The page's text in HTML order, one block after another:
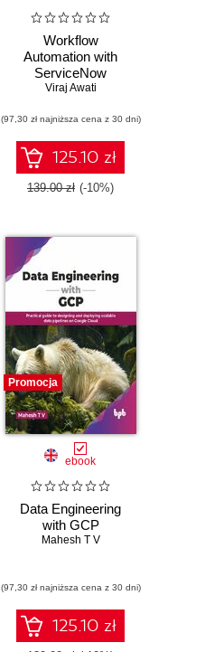
Workflow
Automation with
ServiceNow
Viraj Awati
(97,30 zł najniższa cena z 30 dni)
125.10 zł
139.00 zł (-10%)
Promocja
ebook
Data Engineering
with GCP
Mahesh T V
(97,30 zł najniższa cena z 30 dni)
125.10 zł